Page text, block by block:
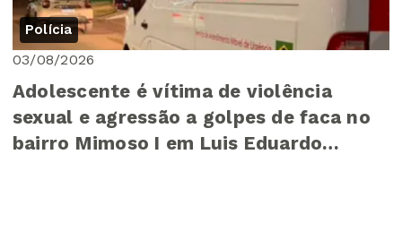
Polícia
03/08/2026
Adolescente é vítima de violência
sexual e agressão a golpes de faca no
bairro Mimoso I em Luis Eduardo